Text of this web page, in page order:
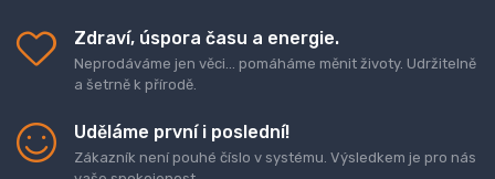
Zdraví, úspora času a energie.
Neprodáváme jen věci... pomáháme měnit životy. Udržitelně
a šetrně k přírodě.
Uděláme první i poslední!
Zákazník není pouhé číslo v systému. Výsledkem je pro nás